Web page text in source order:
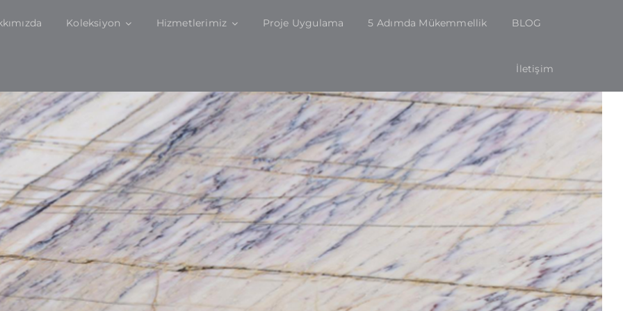
Koleksiyon Hizmetlerimiz Proje Uygulama 5 Adımda Mükemmellik BLOG
İletişim